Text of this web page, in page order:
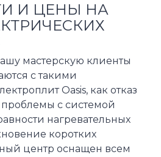
И ЦЕНЫ НА
мастерскую клиенты
с такими
Oasis, как отказ
с системой
нагревательных
коротких
центр оснащен всем